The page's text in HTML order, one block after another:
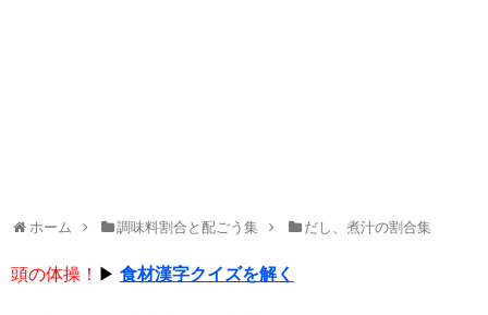
ホーム 調味料割合と配ごう集 だし、煮汁の割合集
頭の体操！ ▶ 食材漢字クイズを解く